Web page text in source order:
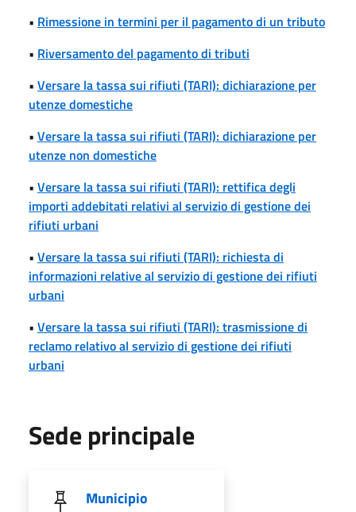
• Rimessione in termini per il pagamento di un tributo
• Riversamento del pagamento di tributi
• Versare la tassa sui rifiuti (TARI): dichiarazione per
utenze domestiche
• Versare la tassa sui rifiuti (TARI): dichiarazione per
utenze non domestiche
• Versare la tassa sui rifiuti (TARI): rettifica degli
importi addebitati relativi al servizio di gestione dei
rifiuti urbani
• Versare la tassa sui rifiuti (TARI): richiesta di
informazioni relative al servizio di gestione dei rifiuti
urbani
• Versare la tassa sui rifiuti (TARI): trasmissione di
reclamo relativo al servizio di gestione dei rifiuti
urbani
Sede principale
Municipio